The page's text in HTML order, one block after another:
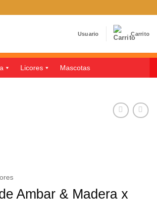
Usuario Carrito
Licores Mascotas
Ambar & Madera x